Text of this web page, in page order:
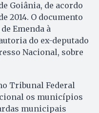
Goiânia, de acordo
2014. O documento
Emenda à
do ex-deputado
Nacional, sobre
Tribunal Federal
os municípios
municipais